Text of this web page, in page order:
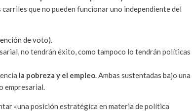
carriles que no pueden funcionar uno independiente del
de voto).
no tendrán éxito, como tampoco lo tendrán políticas
la pobreza y el empleo. Ambas sustentadas bajo una
empresarial.
«una posición estratégica en materia de política